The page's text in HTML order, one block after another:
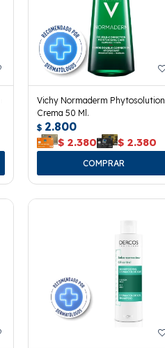
Vichy Normaderm Phytosolution
Crema 50 Ml.
$ 2.800
$ 2.380 $ 2.380